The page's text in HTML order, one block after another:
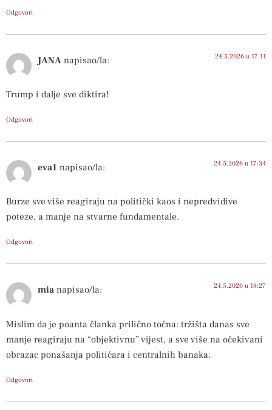
Odgovori
JANA napisao/la: 24.5.2026 u 17:11
Trump i dalje sve diktira!
Odgovori
eva1 napisao/la: 24.5.2026 u 17:34
Burze sve više reagiraju na politički kaos i nepredvidive
poteze, a manje na stvarne fundamentale.
Odgovori
mia napisao/la: 24.5.2026 u 18:27
Mislim da je poanta članka prilično točna: tržišta danas sve
manje reagiraju na “objektivnu” vijest, a sve više na očekivani
obrazac ponašanja političara i centralnih banaka.
Odgovori